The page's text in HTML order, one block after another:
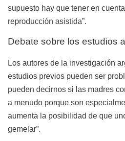
supuesto hay que tener en
reproducción asistida”.
Debate sobre los estudios
Los autores de la investigación
estudios previos pueden ser
pueden decirnos si las madres
a menudo porque son
aumenta la posibilidad de que
gemelar”.